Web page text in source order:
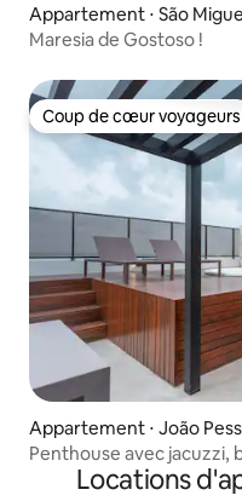
Appartement ⋅ São
Maresia de Gostoso !
Coup de cœur voyageurs
Coup de cœur voyageurs
Appartement ⋅ João
Penthouse avec jacuzzi,
Locations